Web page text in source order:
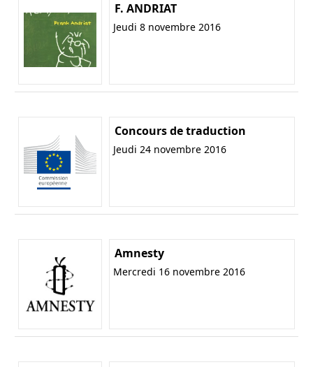
F. ANDRIAT
Jeudi 8 novembre 2016
Concours de traduction
Jeudi 24 novembre 2016
Amnesty
Mercredi 16 novembre 2016